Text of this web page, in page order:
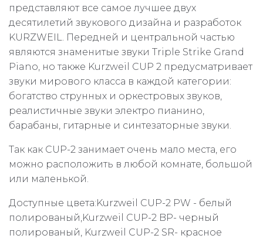
представляют все самое лучшее двух
десятилетий звукового дизайна и разработок
KURZWEIL. Передней и центральной частью
являются знаменитые звуки Triple Strike Grand
Piano, но также Kurzweil CUP 2 предусматривает
звуки мирового класса в каждой категории:
богатство струнных и оркестровых звуков,
реалистичные звуки электро пианино,
барабаны, гитарные и синтезаторные звуки.
Так как CUP-2 занимает очень мало места, его
можно расположить в любой комнате, большой
или маленькой.
Доступные цвета:Kurzweil CUP-2 PW - белый
полированый,Kurzweil CUP-2 BP- черный
полированый, Kurzweil CUP-2 SR- красное